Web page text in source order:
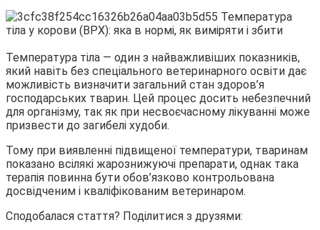
Температура тіла — один з найважливіших показників,
який навіть без спеціального ветеринарного освіти дає
можливість визначити загальний стан здоров’я
господарських тварин. Цей процес досить небезпечний
для організму, так як при несвоєчасному лікуванні може
призвести до загибелі худоби.
Тому при виявленні підвищеної температури, тваринам
показано всілякі жарознижуючі препарати, однак така
терапія повинна бути обов’язково контрольована
досвідченим і кваліфікованим ветеринаром.
Сподобалася стаття? Поділитися з друзями: